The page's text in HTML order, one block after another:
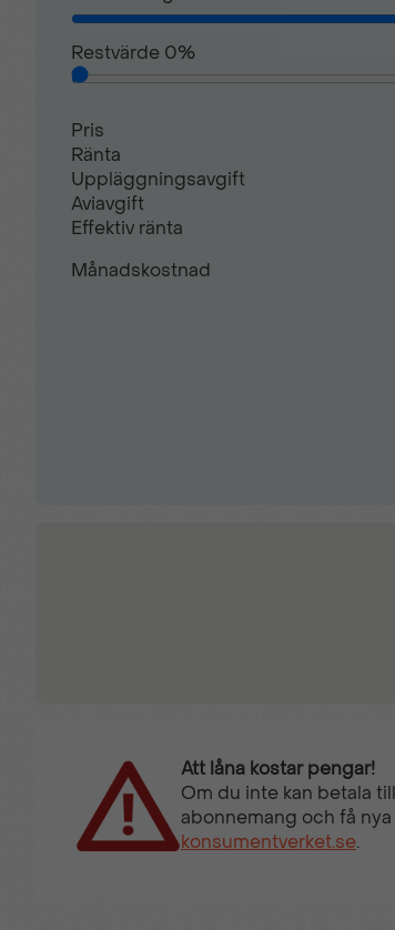
Punkteringsreparationskit
Släpfordonsstabilisator
Trafikskyltsavläsare
Restvärde 0%
Pris
Ränta
Uppläggningsavgift
Aviavgift
Effektiv ränta
Månadskostnad
Att låna kostar pengar!
Om du inte kan betala
abonnemang och få
konsumentverket.se.